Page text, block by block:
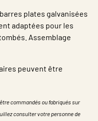
plates galvanisées
adaptées pour les
Assemblage
peuvent être
commandés ou fabriqués sur
consulter votre personne de